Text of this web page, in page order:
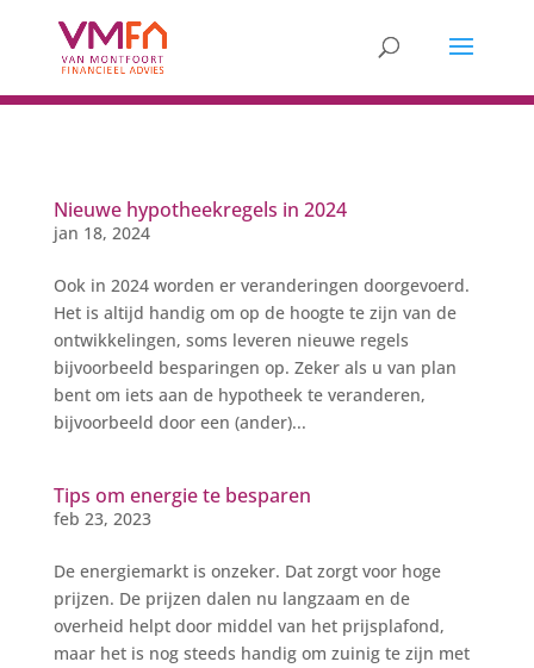
Nieuwe hypotheekregels in 2024
jan 18, 2024
Ook in 2024 worden er veranderingen doorgevoerd.
Het is altijd handig om op de hoogte te zijn van de
ontwikkelingen, soms leveren nieuwe regels
bijvoorbeeld besparingen op. Zeker als u van plan
bent om iets aan de hypotheek te veranderen,
bijvoorbeeld door een (ander)...
Tips om energie te besparen
feb 23, 2023
De energiemarkt is onzeker. Dat zorgt voor hoge
prijzen. De prijzen dalen nu langzaam en de
overheid helpt door middel van het prijsplafond,
maar het is nog steeds handig om zuinig te zijn met